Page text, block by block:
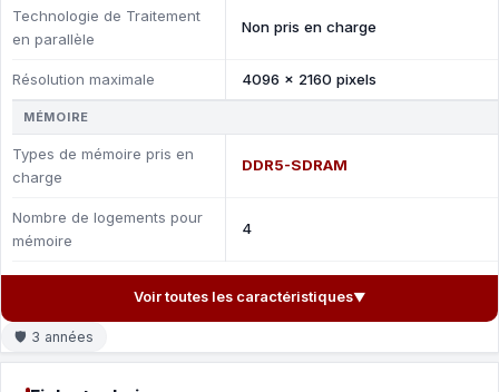
Technologie de Traitement
en parallèle
Non pris en charge
Résolution maximale 4096 x 2160 pixels
MÉMOIRE
Types de mémoire pris en
charge
DDR5-SDRAM
Nombre de logements pour
mémoire
4
Voir toutes les caractéristiques▼
🛡 3 années